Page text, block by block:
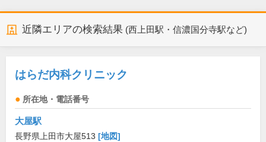
近隣エリアの検索結果 (西上田駅・信濃国分寺駅など)
はらだ内科クリニック
所在地・電話番号
大屋駅
長野県上田市大屋513 [地図]